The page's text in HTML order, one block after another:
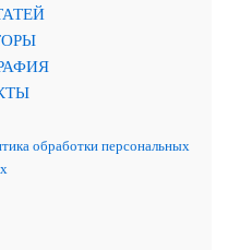
обработки персональных